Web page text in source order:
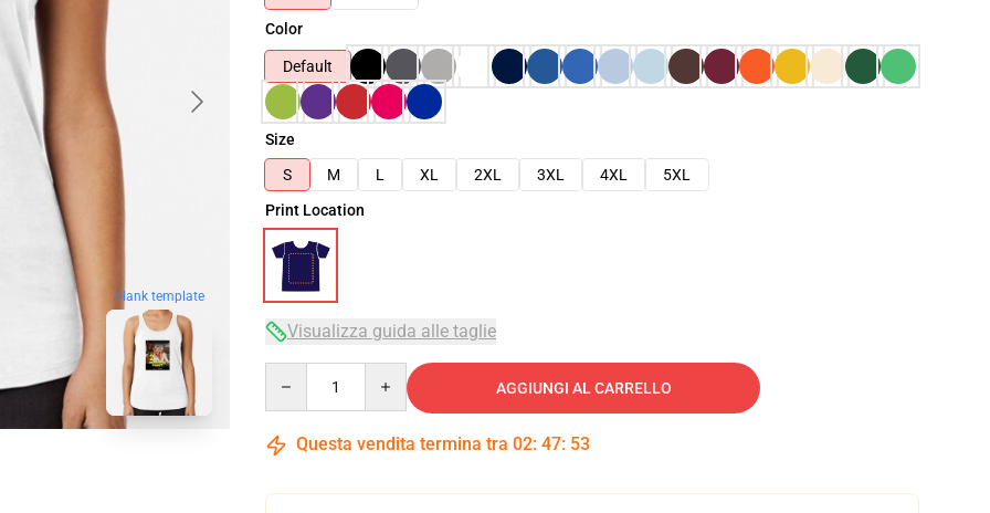
blank template
Color
Default
Size
S
M L XL 2XL 3XL 4XL
5XL
Print Location
Visualizza guida alle taglie
AGGIUNGI AL CARRELLO
Questa vendita termina tra 02: 47: 52